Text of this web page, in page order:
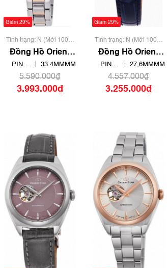
Giảm 29%
Tình trạng: N (Mới 100%
chưa qua sử dụng)
Đồng Hồ Orient
Nữ iO Natural &
Plain RN-
WG0010A
PIN
QUARTZ
- THẠCH
33.4MMMM
5.590.000₫
3.993.000₫
Giảm 29%
Tình trạng: N (Mới 100%
chưa qua sử dụng)
Đồng Hồ Orient
RN-WG0009S
PIN
QUARTZ
- THẠCH
27,6MMMM
4.557.000₫
3.255.000₫